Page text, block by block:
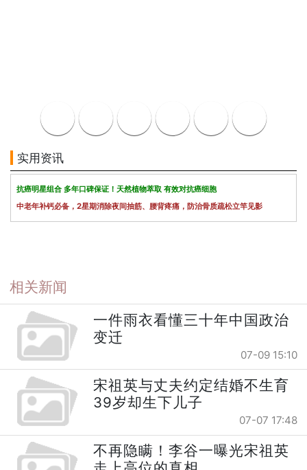
实用资讯
抗癌明星组合 多年口碑保证！天然植物萃取 有效对抗癌细胞
中老年补钙必备，2星期消除夜间抽筋、腰背疼痛，防治骨质疏松立竿见影
相关新闻
一件雨衣看懂三十年中国政治
变迁
07-09 15:10
宋祖英与丈夫约定结婚不生育
39岁却生下儿子
07-07 17:48
不再隐瞒！李谷一曝光宋祖英